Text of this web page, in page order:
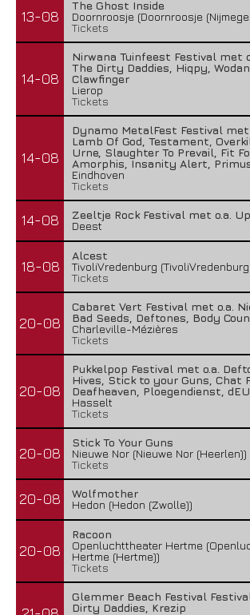
13-08
The Ghost Inside
Doornroosje (Doornroosje
Tickets
14-08
Nirwana Tuinfeest Festival met
The Dirty Daddies, Hiqpy,
Clawfinger
Lierop
Tickets
14-08
Dynamo MetalFest Festival met
Lamb Of God, Testament,
Urne, Slaughter To Prevail, Fit
Amorphis, Insanity Alert,
Eindhoven
Tickets
14-08
Zeeltje Rock Festival met o.a.
Deest
18-08
Alcest
TivoliVredenburg
Tickets
20-08
Cabaret Vert Festival met o.a.
Bad Seeds, Deftones, Body
Charleville-Mézières
Tickets
20-08
Pukkelpop Festival met o.a.
Hives, Stick to your Guns, Chat
Deafheaven, Ploegendienst,
Hasselt
Tickets
20-08
Stick To Your Guns
Nieuwe Nor (Nieuwe Nor (Heerlen))
Tickets
20-08
Wolfmother
Hedon (Hedon (Zwolle))
20-08
Racoon
Openluchttheater Hertme
Hertme (Hertme))
Tickets
Glemmer Beach Festival
Dirty Daddies, Krezip